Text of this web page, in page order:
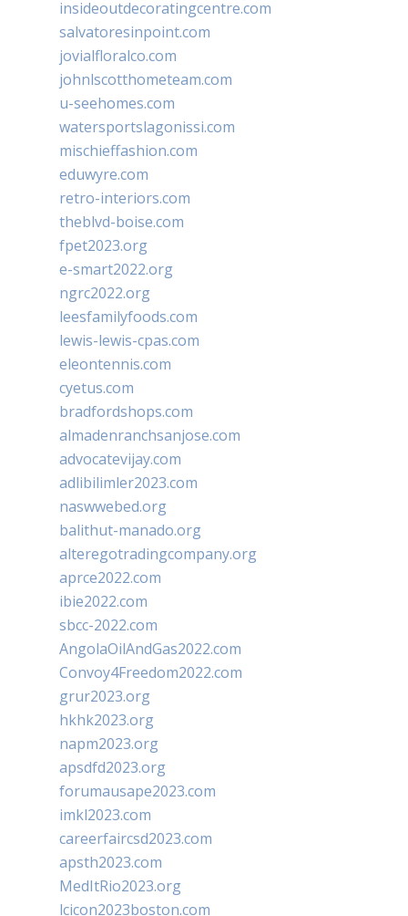
insideoutdecoratingcentre.com
salvatoresinpoint.com
jovialfloralco.com
johnlscotthometeam.com
u-seehomes.com
watersportslagonissi.com
mischieffashion.com
eduwyre.com
retro-interiors.com
theblvd-boise.com
fpet2023.org
e-smart2022.org
ngrc2022.org
leesfamilyfoods.com
lewis-lewis-cpas.com
eleontennis.com
cyetus.com
bradfordshops.com
almadenranchsanjose.com
advocatevijay.com
adlibilimler2023.com
naswwebed.org
balithut-manado.org
alteregotradingcompany.org
aprce2022.com
ibie2022.com
sbcc-2022.com
AngolaOilAndGas2022.com
Convoy4Freedom2022.com
grur2023.org
hkhk2023.org
napm2023.org
apsdfd2023.org
forumausape2023.com
imkl2023.com
careerfaircsd2023.com
apsth2023.com
MedItRio2023.org
lcicon2023boston.com